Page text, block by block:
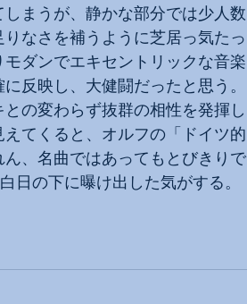
まうが、静かな部分では少人数
なさを補うように芝居っ気たっ
ダンでエキセントリックな音楽
反映し、大健闘だったと思う。
の変わらず抜群の相性を発揮し
てくると、オルフの「ドイツ的
、名曲ではあってもとびきりで
日の下に曝け出した気がする。